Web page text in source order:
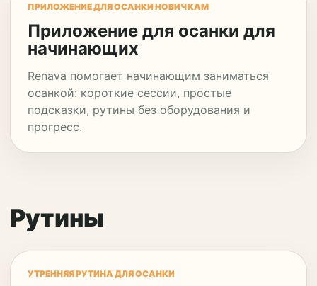
ПРИЛОЖЕНИЕ ДЛЯ ОСАНКИ НОВИЧКАМ
Приложение для осанки для
начинающих
Renava помогает начинающим заниматься
осанкой: короткие сессии, простые
подсказки, рутины без оборудования и
прогресс.
Рутины
УТРЕННЯЯ РУТИНА ДЛЯ ОСАНКИ